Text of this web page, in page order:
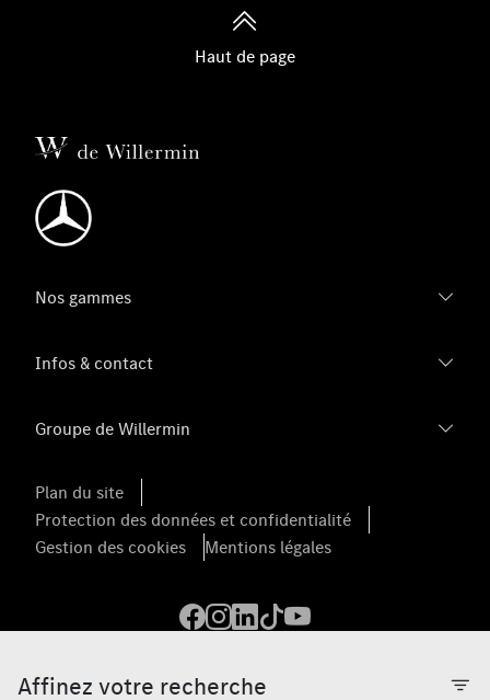
Affinez votre recherche
Haut de page
Nos gammes
Infos & contact
Groupe de Willermin
Plan du site
Protection des données et confidentialité
Gestion des cookies
Mentions légales